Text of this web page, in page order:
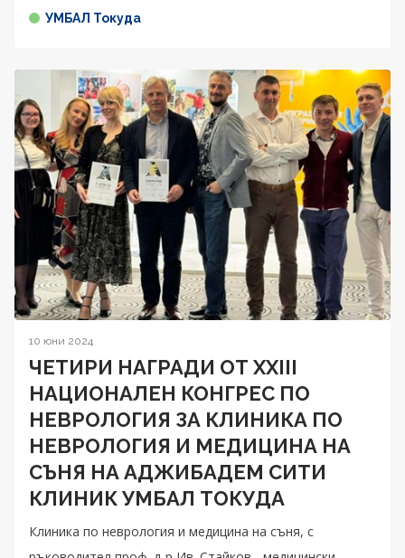
УМБАЛ Токуда
10 юни 2024
ЧЕТИРИ НАГРАДИ ОТ XXIII
НАЦИОНАЛЕН КОНГРЕС ПО
НЕВРОЛОГИЯ ЗА КЛИНИКА ПО
НЕВРОЛОГИЯ И МЕДИЦИНА НА
СЪНЯ НА АДЖИБАДЕМ СИТИ
КЛИНИК УМБАЛ ТОКУДА
Клиника по неврология и медицина на съня, с